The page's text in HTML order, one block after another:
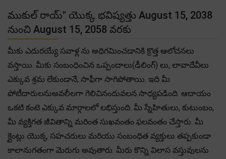
ముకుల్ రాయ్" యొక్క భవిష్యత్తు August 15, 2038
నుంచి August 15, 2058 వరకు
మీకు ఎదురయ్యే సవాళ్ల ను అధిగమించడానికి క్రొత్త ఆలోచనలు
వస్తాయి. మీకు సంబంధించిన ఒప్పందాలు(డీలింగ్) లు, లావాదేవీలు
ఎక్కువ శ్రమ లేకుండానే, సాఫీగా సాగిపోతాయి. ఇది మీ
పోటీదారులనుఅవలీలగా గెలిచినందువలన సాధ్యపడింది. ఆదాయం
ఒకటి కంటె ఎక్కువ మార్గాలలో లభిస్తుంది. మీ స్నేహితులు, కుటుంబం,
మీ వ్యక్తిగత జీవితాన్ని మరింత సుఖవంతం ఫలవంతం చేస్తారు. మీ
క్లైంట్లు యొక్క సహచరులు మరియు సంబంధిత వ్యక్తులు తప్పకుండా
కాలానుగతంగా మెరుగు అవుతారు. మీరు కొన్ని విలాస వస్తువులను